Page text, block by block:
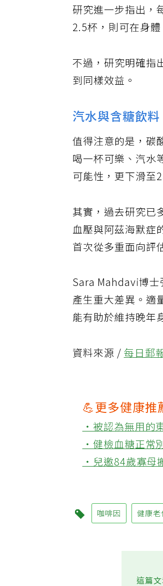
研究進一步指出，
2.5杯，則可在身
不過，研究明確指
到同樣效益。
汽水與含糖飲
值得注意的是，碳
喝一杯可樂、汽水
可能性，更下滑至
其實，過去研究已
血壓與阿茲海默症
首次從多重面向評
Sara Mahdavi博
產生重大差異。適
能有助於維持晚年
資料來源 /每日郵
💪更多健康推
‧被認為無用的
‧健檢血糖正常
‧兒邀84歲寡母
咖啡因 健康